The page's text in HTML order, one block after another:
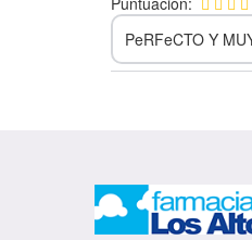
PeRFeCTO Y